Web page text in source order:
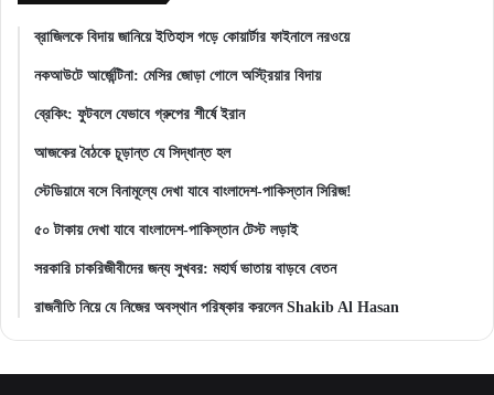
ব্রাজিলকে বিদায় জানিয়ে ইতিহাস গড়ে কোয়ার্টার ফাইনালে নরওয়ে
নকআউটে আর্জেন্টিনা: মেসির জোড়া গোলে অস্ট্রিয়ার বিদায়
ব্রেকিং: ফুটবলে যেভাবে গ্রুপের শীর্ষে ইরান
আজকের বৈঠকে চূড়ান্ত যে সিদ্ধান্ত হল
স্টেডিয়ামে বসে বিনামূল্যে দেখা যাবে বাংলাদেশ-পাকিস্তান সিরিজ!
৫০ টাকায় দেখা যাবে বাংলাদেশ-পাকিস্তান টেস্ট লড়াই
সরকারি চাকরিজীবীদের জন্য সুখবর: মহার্ঘ ভাতায় বাড়বে বেতন
রাজনীতি নিয়ে যে নিজের অবস্থান পরিষ্কার করলেন Shakib Al Hasan